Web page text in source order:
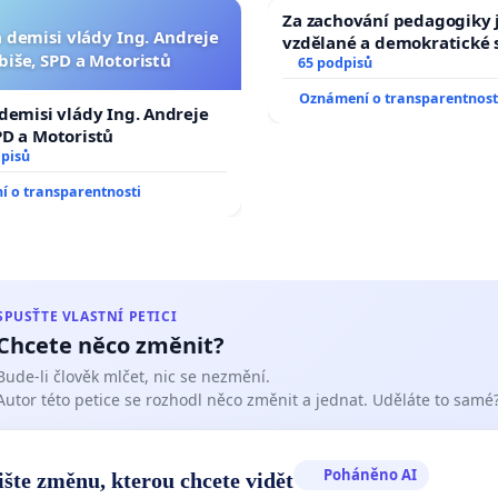
s cílem odstranit, výrazně oslabit či narušit anebo jinak
komunistickou totalitní moc v Československu a obnovit
a demokracii. Ministerstvo obrany již rozhodlo, že mezi
protikomunistického odboje patřili členové skupiny
Ing. Vladimír Hradec a in memoriam také Ing.
která byla již předtím vyznamenána
republiky Václavem Havlem vysokým státním
za zesnulé členy odbojové skupiny bratří Mašínů. Členy
skupiny bratří Mašínů navrhli na státní vyznamenání
občané, Poslanecká sněmovna i Senát Parlamentu
Senát návrh na vyznamenání odbojové skupiny
schválil celkem osmkrát, naposledy letos tak učinil
senátora Marka Hilšera (dostupný na tomto odkazu
demisi vlády Ing. Andreje
SPD a Motoristů
vlády Ing. Andreje
a Motoristů
o transparentnosti
Za zachování
vzdělané a demokratické
65 podpisů
Oznámení o
VLASTNÍ PETICI
něco změnit?
li člověk mlčet, nic se nezmění.
této petice se rozhodl něco změnit a jednat. Uděláte to
změnu, kterou chcete vidět Poháněno AI